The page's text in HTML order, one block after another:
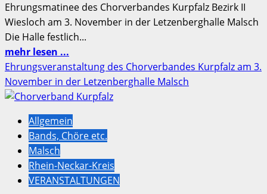
Ehrungsmatinee des Chorverbandes Kurpfalz Bezirk II
Wiesloch am 3. November in der Letzenberghalle Malsch
Die Halle festlich...
mehr lesen ...
Informationen
über
Ehrungsmatinee
Chorverbandes
Kurpfalz
II
Wiesloch
Ehrungsveranstaltung des Chorverbandes Kurpfalz am 3.
November in der Letzenberghalle Malsch
Allgemein
Bands, Chöre etc.
Malsch
Rhein-Neckar-Kreis
VERANSTALTUNGEN